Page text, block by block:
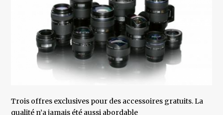
Trois offres exclusives pour des accessoires gratuits. La
qualité n’a jamais été aussi abordable